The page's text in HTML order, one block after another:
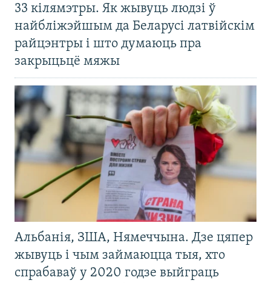
33 кілямэтры. Як жывуць людзі ў
найбліжэйшым да Беларусі латвійскім
райцэнтры і што думаюць пра
закрыцьцё мяжы
Альбанія, ЗША, Нямеччына. Дзе цяпер
жывуць і чым займаюцца тыя, хто
спрабаваў у 2020 годзе выйграць